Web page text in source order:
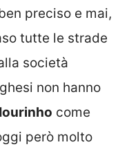
preciso e mai,
tutte le strade
società
non hanno
come
però molto